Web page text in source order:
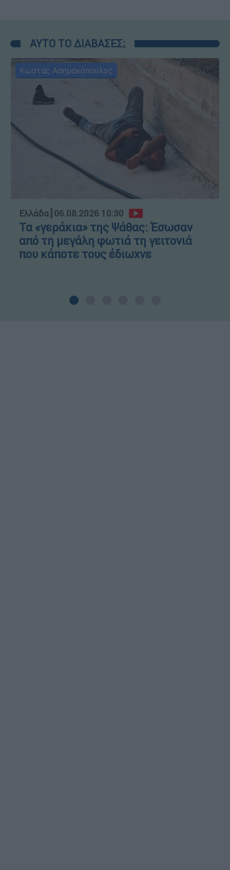
ΑΥΤΟ ΤΟ ΔΙΑΒΑΣΕΣ;
Κώστας Ασημακόπουλος
Ελλάδα┋06.08.2026 10:30
Τα «γεράκια» της Ψάθας: Έσωσαν
από τη μεγάλη φωτιά τη γειτονιά
που κάποτε τους έδιωχνε